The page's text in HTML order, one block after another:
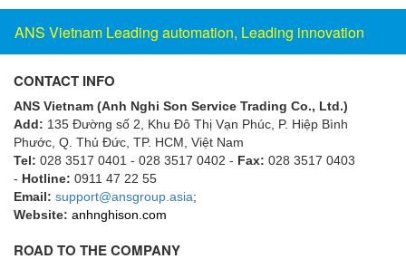
FMS Vietnam
FOKO / Wintriss
FORNEY
Fortex
Fortress
Fossil Power Systems
ANS Vietnam Leading automation, Leading innovation
CONTACT INFO
ANS Vietnam (Anh Nghi Son Service Trading Co., Ltd.)
Add: 135 Đường số 2, Khu Đô Thị Vạn Phúc, P. Hiệp Bình
Phước, Q. Thủ Đức, TP. HCM , Việt Nam
Tel: 028 3517 0401 - 028 3517 0402 - Fax: 028 3517 0403
- Hotline: 0911 47 22 55
Email: support@ansgroup.asia;
Website: anhnghison.com
ROAD TO THE COMPANY